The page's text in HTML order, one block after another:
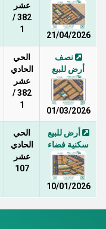
21/04/2026
عشر
382 /
1
نصف
أرض للبيع
01/03/2026
الحي
الحادي
عشر
382 /
1
أرض للبيع
سكنية فضاء
10/01/2026
الحي
الحادي
عشر
107